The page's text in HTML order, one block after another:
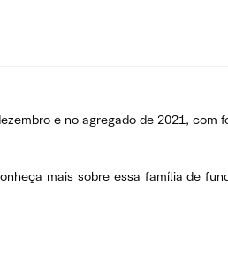
e no agregado de 2021, com
mais sobre essa família de